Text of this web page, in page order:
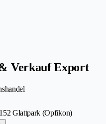
Verkauf Export
Glattpark (Opfikon)